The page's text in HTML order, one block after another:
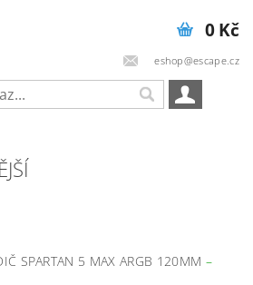
eshop@escape.cz
0 Kč
SPARTAN 5 MAX ARGB 120MM –